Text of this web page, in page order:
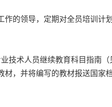
的领导，定期对全员培训计
术人员继续教育科目指南
，并将编写的教材报送国家